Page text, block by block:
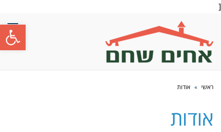
פתח
[
ראשי » אודות
אודות